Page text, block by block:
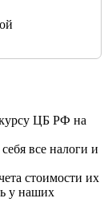
ЦБ РФ на
все налоги и
стоимости их
у наших